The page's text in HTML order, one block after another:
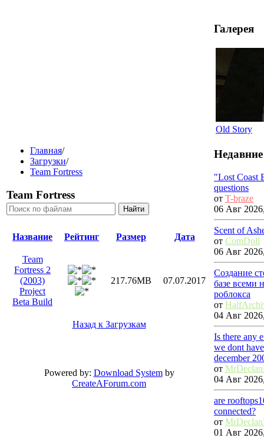
Главная/
Загрузки/
Team Fortress
Team Fortress
Название Рейтинг Размер Дата
Team
Fortress 2
(2003)
Project
Beta Build
217.76MB 07.07.2017
Назад к Загрузкам
Powered by: Download Systemby
CreateAForum.com
Галерея
Old Story
"Lost Coast
questions
от T-braze
06 Авг
Scent of
от ComDoll
06 Авг
Создание
базе всеми
роблокса
от
04 Авг
Is there any
we dont
december
от
04 Авг
are
connected?
от
01 Авг